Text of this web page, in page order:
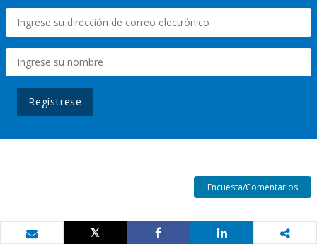
Regístrese
Encuesta/Comentarios